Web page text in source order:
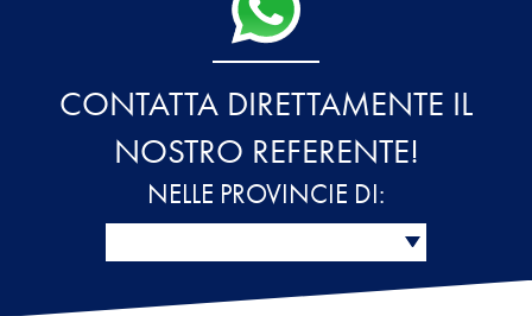
CONTATTA DIRETTAMENTE IL
NOSTRO REFERENTE!
NELLE PROVINCIE DI: